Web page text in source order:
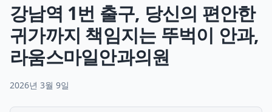
강남역 1번 출구, 당신의 편안한
귀가까지 책임지는 뚜벅이 안과,
라움스마일안과의원
2026년 3월 9일